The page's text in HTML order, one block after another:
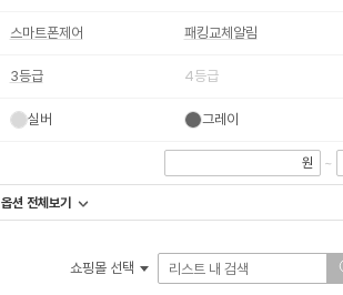
스마트폰제어 패킹교체알림
3등급 4등급
실버 그레이
원 ~
옵션 전체보기
쇼핑몰 선택